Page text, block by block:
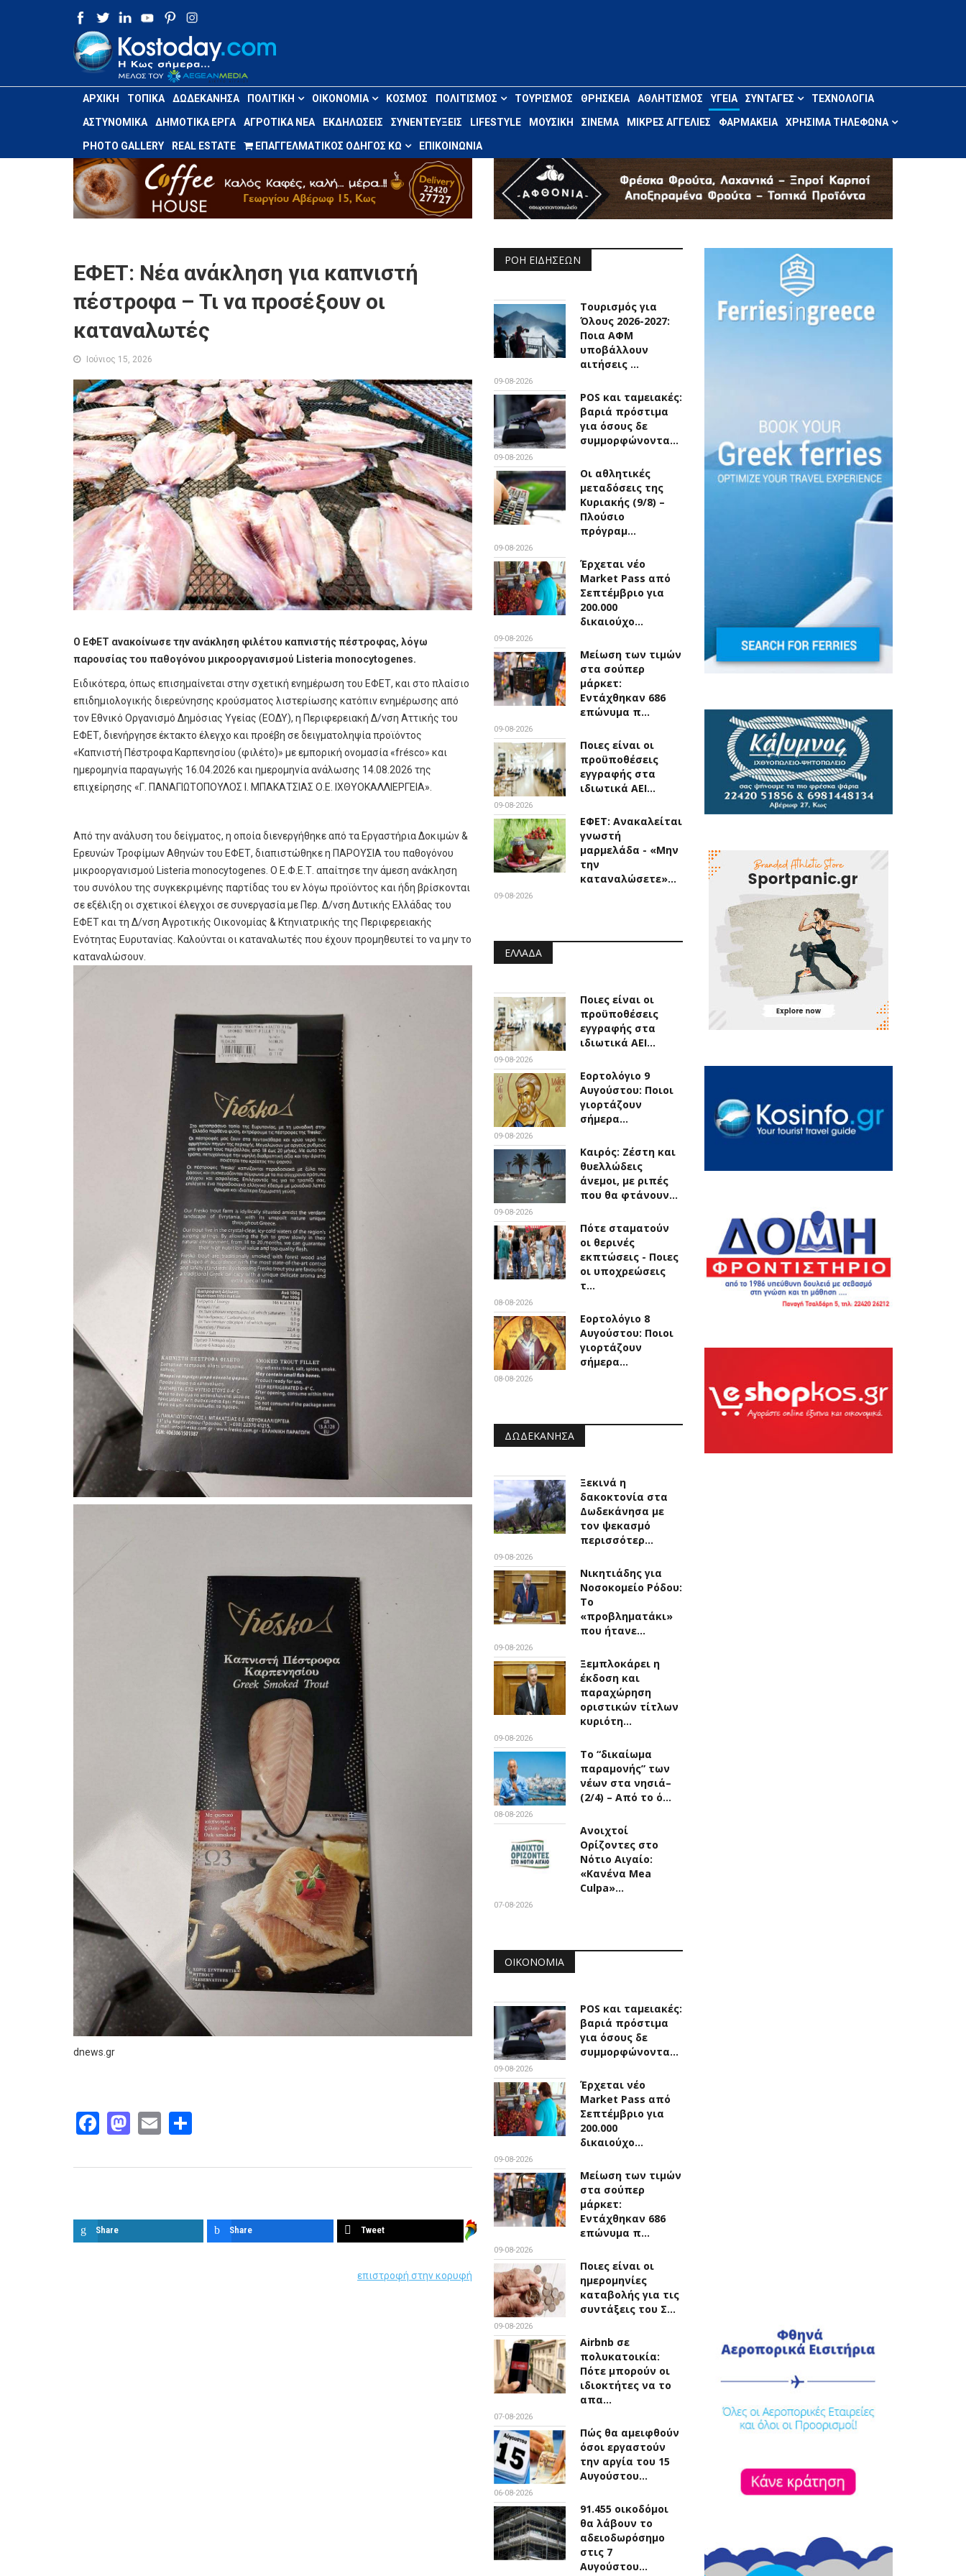
ΑΡΧΙΚΉ ΤΟΠΙΚΆ ΔΩΔΕΚΆΝΗΣΑ ΠΟΛΙΤΙΚΉ ΟΙΚΟΝΟΜΊΑ ΚΌΣΜΟΣ ΠΟΛΙΤΙΣΜΌΣ ΤΟΥΡΙΣΜΌΣ ΘΡΗΣΚΕΊΑ ΑΘΛΗΤΙΣΜΌΣ ΥΓΕΊΑ ΣΥΝΤΑΓΈΣ ΤΕΧΝΟΛΟΓΊΑ
ΑΣΤΥΝΟΜΙΚΆ ΔΗΜΟΤΙΚΆ ΈΡΓΑ ΑΓΡΟΤΙΚΆ ΝΈΑ ΕΚΔΗΛΏΣΕΙΣ ΣΥΝΕΝΤΕΎΞΕΙΣ LIFESTYLE ΜΟΥΣΙΚΉ ΣΙΝΕΜΆ ΜΙΚΡΈΣ ΑΓΓΕΛΊΕΣ ΦΑΡΜΑΚΕΊΑ ΧΡΉΣΙΜΑ ΤΗΛΈΦΩΝΑ
PHOTO GALLERY REAL ESTATE ΕΠΑΓΓΕΛΜΑΤΙΚΌΣ ΟΔΗΓΌΣ ΚΩ ΕΠΙΚΟΙΝΩΝΊΑ
ΕΦΕΤ: Νέα ανάκληση για καπνιστή
πέστροφα – Τι να προσέξουν οι
καταναλωτές
Ιούνιος 15, 2026
Ο ΕΦΕΤ ανακοίνωσε την ανάκληση φιλέτου καπνιστής πέστροφας, λόγω
παρουσίας του παθογόνου μικροοργανισμού Listeria monocytogenes.
Ειδικότερα, όπως επισημαίνεται στην σχετική ενημέρωση του ΕΦΕΤ, και στο πλαίσιο
επιδημιολογικής διερεύνησης κρούσματος λιστερίωσης κατόπιν ενημέρωσης από
τον Εθνικό Οργανισμό Δημόσιας Υγείας (ΕΟΔΥ), η Περιφερειακή Δ/νση Αττικής του
ΕΦΕΤ, διενήργησε έκτακτο έλεγχο και προέβη σε δειγματοληψία προϊόντος
«Καπνιστή Πέστροφα Καρπενησίου (φιλέτο)» με εμπορική ονομασία «frésco» και
ημερομηνία παραγωγής 16.04.2026 και ημερομηνία ανάλωσης 14.08.2026 της
επιχείρησης «Γ. ΠΑΝΑΓΙΩΤΟΠΟΥΛΟΣ Ι. ΜΠΑΚΑΤΣΙΑΣ Ο.Ε. ΙΧΘΥΟΚΑΛΛΙΕΡΓΕΙΑ».
Από την ανάλυση του δείγματος, η οποία διενεργήθηκε από τα Εργαστήρια Δοκιμών &
Ερευνών Τροφίμων Αθηνών του ΕΦΕΤ, διαπιστώθηκε η ΠΑΡΟΥΣΙΑ του παθογόνου
μικροοργανισμού Listeria monocytogenes. Ο Ε.Φ.Ε.Τ. απαίτησε την άμεση ανάκληση
του συνόλου της συγκεκριμένης παρτίδας του εν λόγω προϊόντος και ήδη βρίσκονται
σε εξέλιξη οι σχετικοί έλεγχοι σε συνεργασία με Περ. Δ/νση Δυτικής Ελλάδας του
ΕΦΕΤ και τη Δ/νση Αγροτικής Οικονομίας & Κτηνιατρικής της Περιφερειακής
Ενότητας Ευρυτανίας. Καλούνται οι καταναλωτές που έχουν προμηθευτεί το να μην το
καταναλώσουν.
dnews.gr
Facebook
Mastodon
Email
Share Share Tweet
επιστροφή στην κορυφή
ΡΟΉ ΕΙΔΉΣΕΩΝ
Τουρισμός για
Όλους 2026-2027:
Ποια ΑΦΜ
υποβάλλουν
αιτήσεις …
09-08-2026
POS και ταμειακές:
βαριά πρόστιμα
για όσους δε
συμμορφώνοντα…
09-08-2026
Οι αθλητικές
μεταδόσεις της
Κυριακής (9/8) –
Πλούσιο
πρόγραμ…
09-08-2026
Έρχεται νέο
Market Pass από
Σεπτέμβριο για
200.000
δικαιούχο…
09-08-2026
Μείωση των τιμών
στα σούπερ
μάρκετ:
Εντάχθηκαν 686
επώνυμα π…
09-08-2026
Ποιες είναι οι
προϋποθέσεις
εγγραφής στα
ιδιωτικά ΑΕΙ…
09-08-2026
ΕΦΕΤ: Ανακαλείται
γνωστή
μαρμελάδα - «Μην
την
καταναλώσετε»…
09-08-2026
ΕΛΛΆΔΑ
Ποιες είναι οι
προϋποθέσεις
εγγραφής στα
ιδιωτικά ΑΕΙ…
09-08-2026
Εορτολόγιο 9
Αυγούστου: Ποιοι
γιορτάζουν
σήμερα…
09-08-2026
Καιρός: Ζέστη και
θυελλώδεις
άνεμοι, με ριπές
που θα φτάνουν…
09-08-2026
Πότε σταματούν
οι θερινές
εκπτώσεις - Ποιες
οι υποχρεώσεις
τ…
08-08-2026
Εορτολόγιο 8
Αυγούστου: Ποιοι
γιορτάζουν
σήμερα…
08-08-2026
ΔΩΔΕΚΆΝΗΣΑ
Ξεκινά η
δακοκτονία στα
Δωδεκάνησα με
τον ψεκασμό
περισσότερ…
09-08-2026
Νικητιάδης για
Νοσοκομείο Ρόδου:
Το
«προβληματάκι»
που ήτανε…
09-08-2026
Ξεμπλοκάρει η
έκδοση και
παραχώρηση
οριστικών τίτλων
κυριότη…
09-08-2026
Το “δικαίωμα
παραμονής” των
νέων στα νησιά–
(2/4) – Από το ό…
08-08-2026
Ανοιχτοί
Ορίζοντες στο
Νότιο Αιγαίο:
«Κανένα Mea
Culpa»…
07-08-2026
ΟΙΚΟΝΟΜΊΑ
POS και ταμειακές:
βαριά πρόστιμα
για όσους δε
συμμορφώνοντα…
09-08-2026
Έρχεται νέο
Market Pass από
Σεπτέμβριο για
200.000
δικαιούχο…
09-08-2026
Μείωση των τιμών
στα σούπερ
μάρκετ:
Εντάχθηκαν 686
επώνυμα π…
09-08-2026
Ποιες είναι οι
ημερομηνίες
καταβολής για τις
συντάξεις του Σ…
09-08-2026
Airbnb σε
πολυκατοικία:
Πότε μπορούν οι
ιδιοκτήτες να το
απα…
07-08-2026
Πώς θα αμειφθούν
όσοι εργαστούν
την αργία του 15
Αυγούστου…
06-08-2026
91.455 οικοδόμοι
θα λάβουν το
αδειοδωρόσημο
στις 7
Αυγούστου…